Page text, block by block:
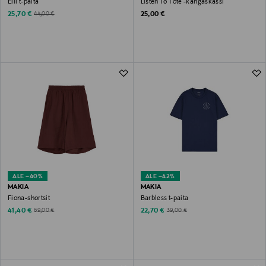
Elli t-paita
Discounted Price
25,70 € Original Price
44,00 €
Listen To Tote -kangaskassi
Original Price
25,00 €
ALE –40%
MAKIA
Fiona-shortsit
Discounted Price
41,40 € Original Price
69,00 €
ALE –42%
MAKIA
Barbless t-paita
Discounted Price
22,70 € Original Price
39,00 €